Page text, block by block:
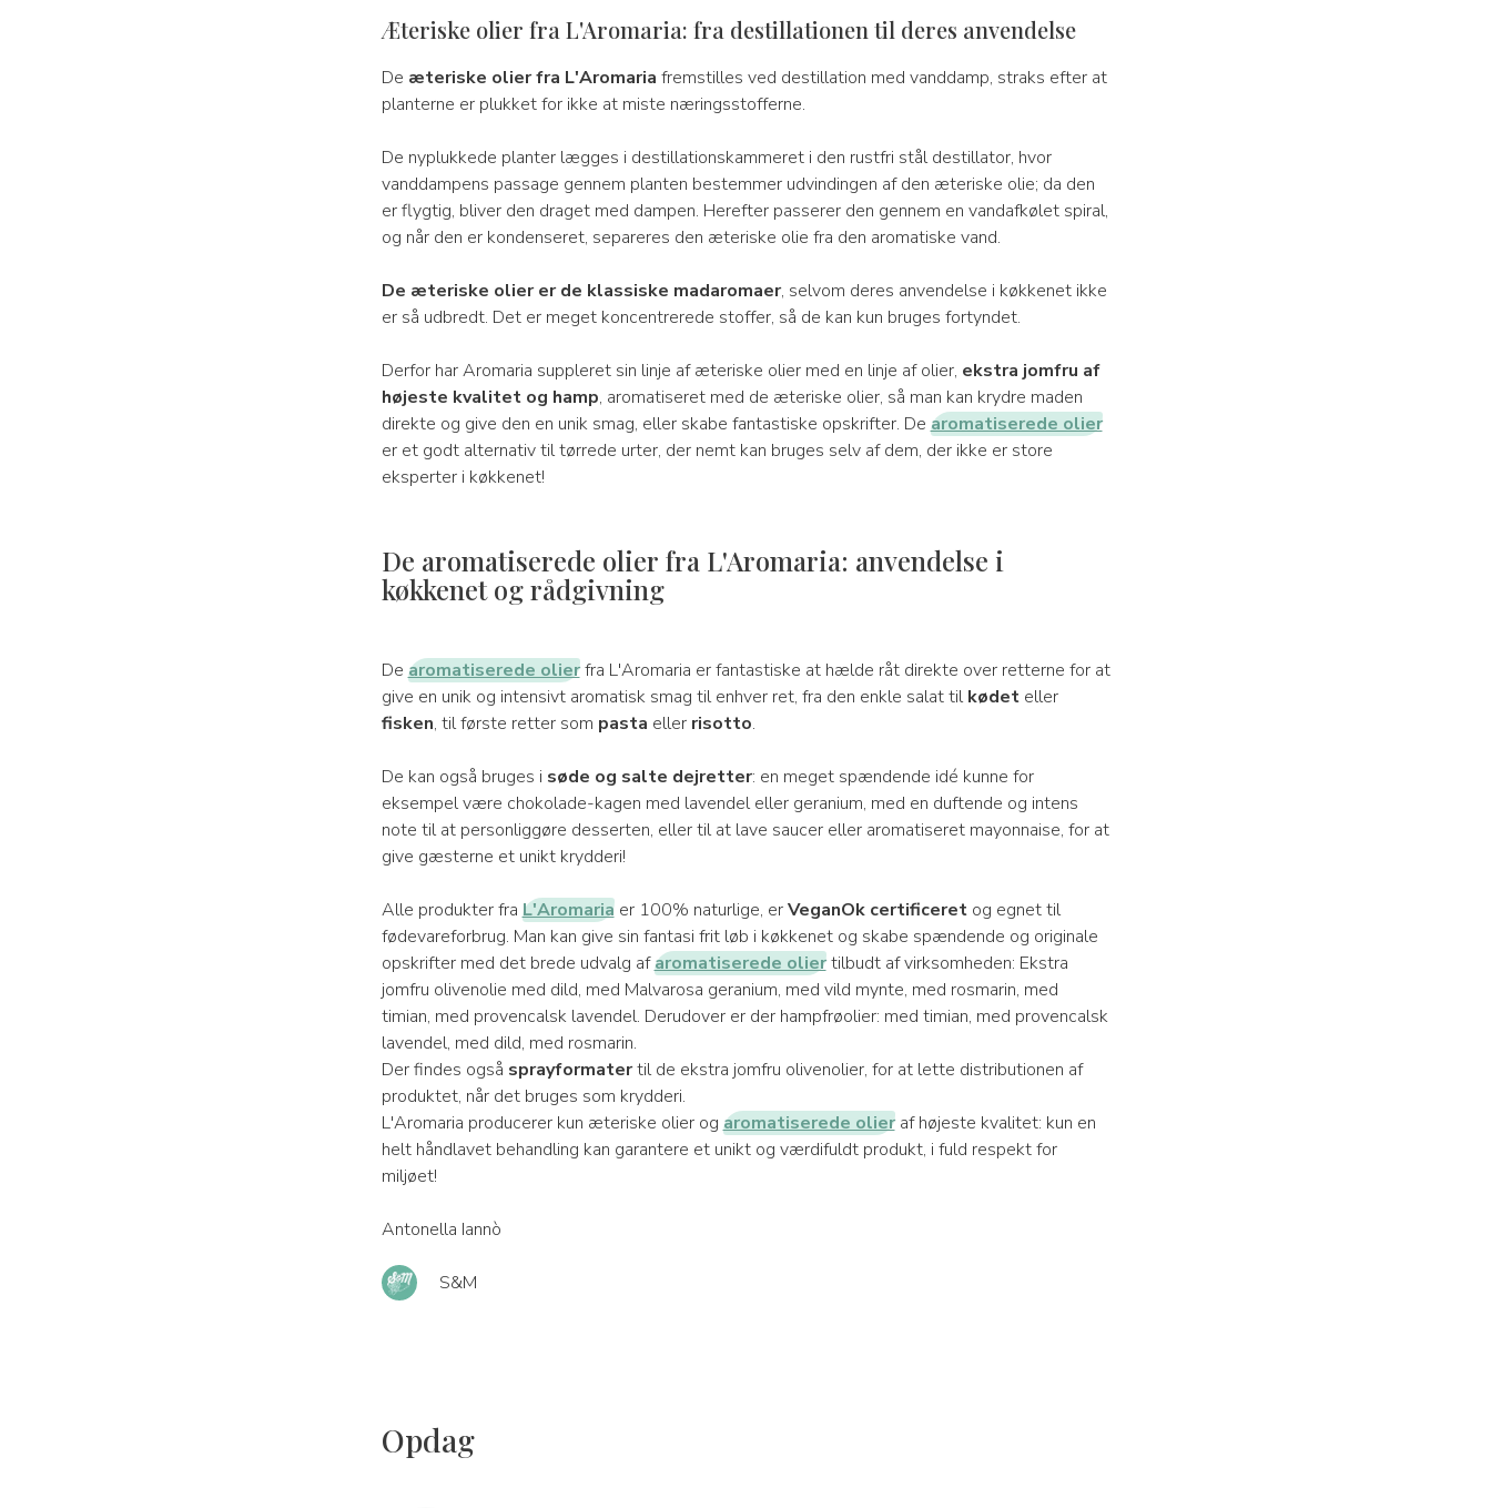
Æteriske olier fra L'Aromaria: fra destillationen til deres anvendelse
De æteriske olier fra L'Aromaria fremstilles ved destillation med vanddamp, straks efter at
planterne er plukket for ikke at miste næringsstofferne.
De nyplukkede planter lægges i destillationskammeret i den rustfri stål destillator, hvor
vanddampens passage gennem planten bestemmer udvindingen af den æteriske olie; da den
er flygtig, bliver den draget med dampen. Herefter passerer den gennem en vandafkølet spiral,
og når den er kondenseret, separeres den æteriske olie fra den aromatiske vand.
De æteriske olier er de klassiske madaromaer, selvom deres anvendelse i køkkenet ikke
er så udbredt. Det er meget koncentrerede stoffer, så de kan kun bruges fortyndet.
Derfor har Aromaria suppleret sin linje af æteriske olier med en linje af olier, ekstra jomfru af
højeste kvalitet og hamp, aromatiseret med de æteriske olier, så man kan krydre maden
direkte og give den en unik smag, eller skabe fantastiske opskrifter. De aromatiserede olier
er et godt alternativ til tørrede urter, der nemt kan bruges selv af dem, der ikke er store
eksperter i køkkenet!
De aromatiserede olier fra L'Aromaria: anvendelse i
køkkenet og rådgivning
De aromatiserede olierfra L'Aromaria er fantastiske at hælde råt direkte over retterne for at
give en unik og intensivt aromatisk smag til enhver ret, fra den enkle salat tilkødeteller
fisken, til første retter som pasta eller risotto.
De kan også bruges i søde og salte dejretter: en meget spændende idé kunne for
eksempel være chokolade-kagen med lavendel eller geranium, med en duftende og intens
note til at personliggøre desserten, eller til at lave saucer eller aromatiseret mayonnaise, for at
give gæsterne et unikt krydderi!
Alle produkter fra L'Aromariaer 100% naturlige, erVeganOk certificeretog egnet til
fødevareforbrug. Man kan give sin fantasi frit løb i køkkenet og skabe spændende og originale
opskrifter med det brede udvalg afaromatiserede oliertilbudt af virksomheden: Ekstra
jomfru olivenolie med dild, med Malvarosa geranium, med vild mynte, med rosmarin, med
timian, med provencalsk lavendel. Derudover er der hampfrøolier: med timian, med provencalsk
lavendel, med dild, med rosmarin.
Der findes også sprayformatertil de ekstra jomfru olivenolier, for at lette distributionen af
produktet, når det bruges som krydderi.
L'Aromaria producerer kun æteriske olier og aromatiserede olieraf højeste kvalitet: kun en
helt håndlavet behandling kan garantere et unikt og værdifuldt produkt, i fuld respekt for
miljøet!
Antonella Iannò
S&M
Opdag